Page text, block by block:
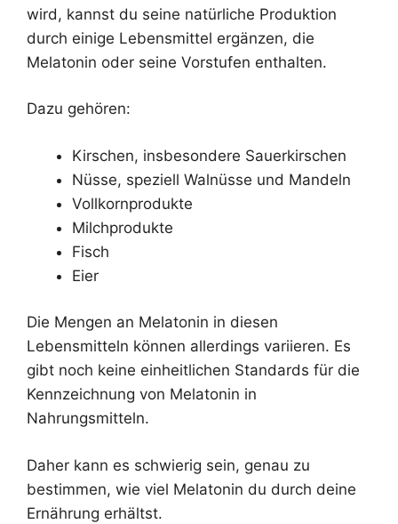
wird, kannst du seine natürliche Produktion
durch einige Lebensmittel ergänzen, die
Melatonin oder seine Vorstufen enthalten.
Dazu gehören:
Kirschen, insbesondere Sauerkirschen
Nüsse, speziell Walnüsse und Mandeln
Vollkornprodukte
Milchprodukte
Fisch
Eier
Die Mengen an Melatonin in diesen
Lebensmitteln können allerdings variieren. Es
gibt noch keine einheitlichen Standards für die
Kennzeichnung von Melatonin in
Nahrungsmitteln.
Daher kann es schwierig sein, genau zu
bestimmen, wie viel Melatonin du durch deine
Ernährung erhältst.